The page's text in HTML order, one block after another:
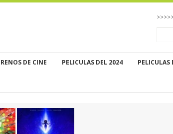
DE CINE PELICULAS DEL 2024 PELICULAS